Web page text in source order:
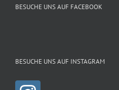
BESUCHE UNS AUF FACEBOOK
BESUCHE UNS AUF INSTAGRAM